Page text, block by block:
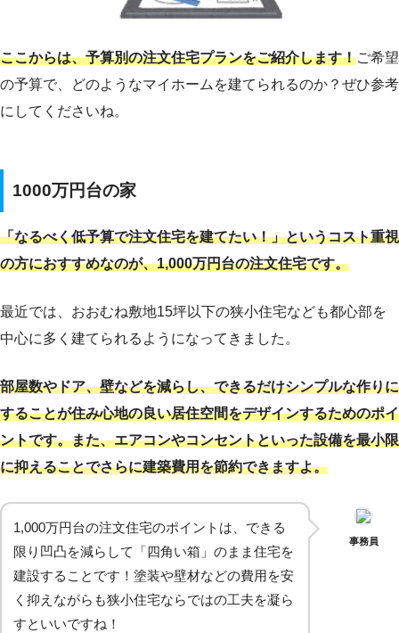
ここからは、予算別の注文住宅プランをご紹介します！ご希望
の予算で、どのようなマイホームを建てられるのか？ぜひ参考
にしてくださいね。
1000万円台の家
「なるべく低予算で注文住宅を建てたい！」というコスト重視
の方におすすめなのが、1,000万円台の注文住宅です。
最近では、おおむね敷地15坪以下の狭小住宅なども都心部を
中心に多く建てられるようになってきました。
部屋数やドア、壁などを減らし、できるだけシンプルな作りに
することが住み心地の良い居住空間をデザインするためのポイ
ントです。また、エアコンやコンセントといった設備を最小限
に抑えることでさらに建築費用を節約できますよ。
1,000万円台の注文住宅のポイントは、できる
限り凹凸を減らして「四角い箱」のまま住宅を
建設することです！塗装や壁材などの費用を安
く抑えながらも狭小住宅ならではの工夫を凝ら
すといいですね！
事務員